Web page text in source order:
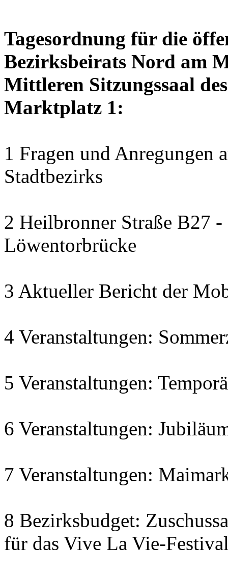
Tagesordnung für die
Bezirksbeirats Nord am
Mittleren Sitzungssaal
Marktplatz 1:
1 Fragen und Anregungen
Stadtbezirks
2 Heilbronner Straße B27
Löwentorbrücke
3 Aktueller Bericht der
4 Veranstaltungen:
5 Veranstaltungen:
6 Veranstaltungen:
7 Veranstaltungen:
8 Bezirksbudget:
für das Vive La Vie-